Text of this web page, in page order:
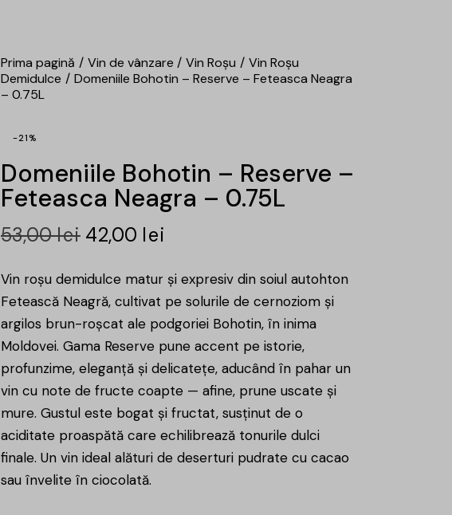
Prima pagină Vin de vânzare Vin Roșu
Vin Roșu
Demidulce
Domeniile Bohotin – Reserve – Feteasca Neagra
– 0.75L
-21%
Domeniile Bohotin – Reserve –
Feteasca Neagra – 0.75L
53,00lei 42,00 lei
Vin roșu demidulce matur și expresiv din soiul autohton
Fetească Neagră, cultivat pe solurile de cernoziom și
argilos brun-roșcat ale podgoriei Bohotin, în inima
Moldovei. Gama Reserve pune accent pe istorie,
profunzime, eleganță și delicatețe, aducând în pahar un
vin cu note de fructe coapte — afine, prune uscate și
mure. Gustul este bogat și fructat, susținut de o
aciditate proaspătă care echilibrează tonurile dulci
finale. Un vin ideal alături de deserturi pudrate cu cacao
sau învelite în ciocolată.